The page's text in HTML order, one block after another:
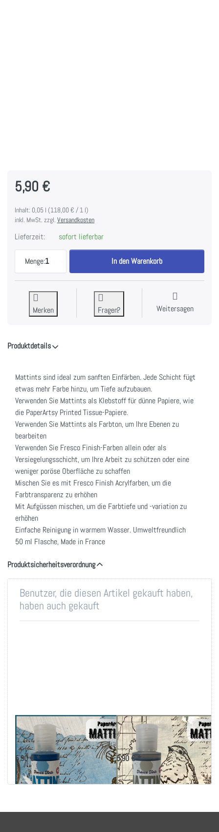
5,90 €
Inhalt: 0,05 l (118,00 € / 1 l)
inkl. MwSt. zzgl. Versandkosten
Lieferzeit: sofort lieferbar
Menge:1
PaperArtsy Mattint - Glow zu 5,90 €, Menge 1.
In den Warenkorb
Merken Fragen? Weitersagen
Produktdetails
Mattints sind ideal zum sanften Einfärben. Jede Schicht fügt
etwas mehr Farbe hinzu, um Tiefe aufzubauen.
Verwenden Sie Mattints als Klebstoff für dünne Papiere, wie
die PaperArtsy Printed Tissue-Papiere.
Verwenden Sie Mattints als Farbton, um Ihre Ebenen zu
bearbeiten
Verwenden Sie Fresco Finish-Farben allein oder als
Versiegelungsschicht, um Ihre Arbeit zu schützen oder eine
weniger poröse Oberfläche zu schaffen
Mischen Sie es mit Fresco Finish Acrylfarben, um die
Farbtransparenz zu erhöhen
Mit Aufgüssen mischen, um die Farbtiefe und -variation zu
erhöhen
Einfache Reinigung in warmem Wasser. Umweltfreundlich
50 ml Flasche, Made in France
Produktsicherheitsverordnung
Benutzer, die diesen Artikel gekauft haben,
haben auch gekauft
PaperArtsy Mattint -
River Deep
5,90 € *
PaperArtsy Mattint -
Ash
5,90 € *